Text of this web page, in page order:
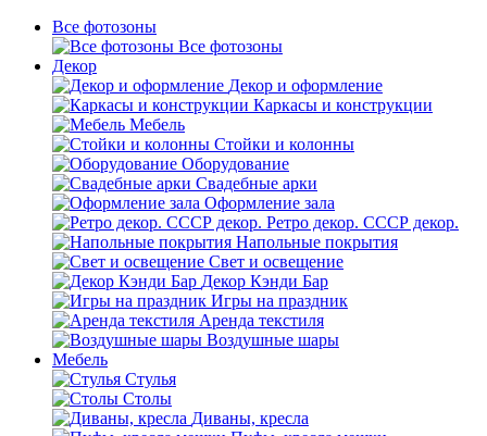
Все фотозоны
Все фотозоны
Декор
Декор и оформление
Каркасы и конструкции
Мебель
Стойки и колонны
Оборудование
Свадебные арки
Оформление зала
Ретро декор. СССР декор.
Напольные покрытия
Свет и освещение
Декор Кэнди Бар
Игры на праздник
Аренда текстиля
Воздушные шары
Мебель
Стулья
Столы
Диваны, кресла